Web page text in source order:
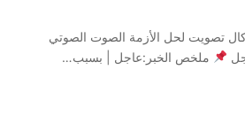
تصويت لحل الأزمة الصوت الصوتي
ملخص الخبر:عاجل | بسبب…